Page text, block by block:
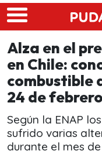
Skip to main content
Alza en el
en Chile:
combustible
24 de febrero
Según la ENAP
sufrido varias
durante el mes